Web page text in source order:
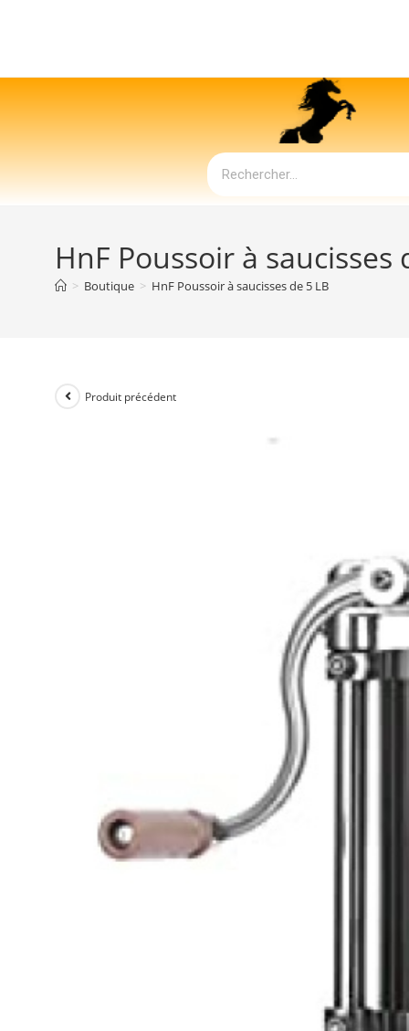
HnF Poussoir à saucisses
> Boutique > HnF Poussoir à saucisses de 5 LB
Produit précédent